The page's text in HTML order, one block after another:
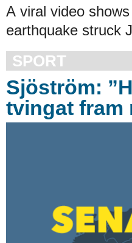
A viral video
earthquake struck
SPORT
Sjöström:
tvingat fram